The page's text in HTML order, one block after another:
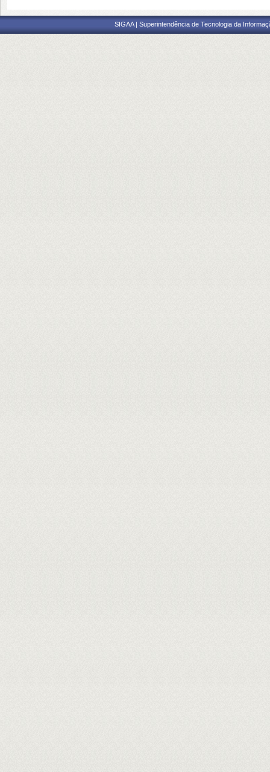
SIGAA | Superintendência de Tecnologia da